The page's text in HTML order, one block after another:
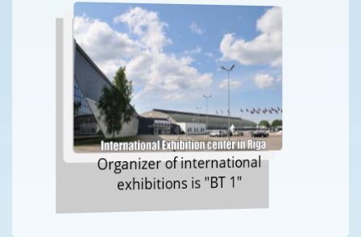
Organizer of international
exhibitions is "BT 1"